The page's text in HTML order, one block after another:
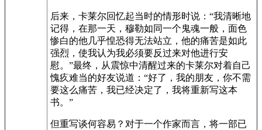
后来，卡莱尔回忆起当时的情形时说：“我清晰地
记得，在那一天，穆勒如同一个鬼魂一般，面色
惨白的他几乎惶恐得无法站立，他的痛苦是如此
强烈，使我认为我必须要反过来对他进行安
慰。”最终，从震惊中清醒过来的卡莱尔对着自己
愧疚难当的好友说道：“好了，我的朋友，你不需
要这么痛苦，我已经决定了，我将重新写这本
书。”
但重写谈何容易？对于一个作家而言，将一部已